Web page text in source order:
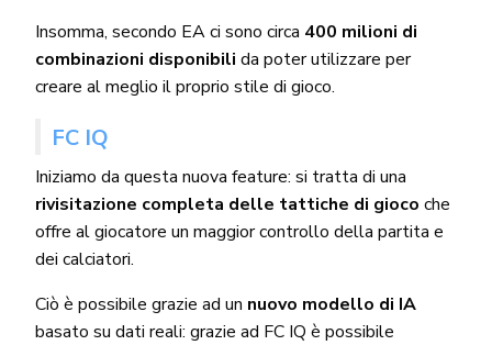
Insomma, secondo EA ci sono circa 400 milioni di
combinazioni disponibili da poter utilizzare per
creare al meglio il proprio stile di gioco.
FC IQ
Iniziamo da questa nuova feature: si tratta di una
rivisitazione completa delle tattiche di gioco che
offre al giocatore un maggior controllo della partita e
dei calciatori.
Ciò è possibile grazie ad un nuovo modello di IA
basato su dati reali: grazie ad FC IQ è possibile